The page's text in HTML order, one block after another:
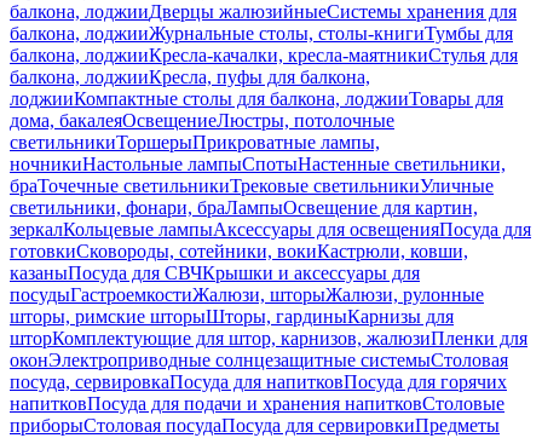
балкона, лоджииДверцы жалюзийныеСистемы хранения для
балкона, лоджииЖурнальные столы, столы-книгиТумбы для
балкона, лоджииКресла-качалки, кресла-маятникиСтулья для
балкона, лоджииКресла, пуфы для балкона,
лоджииКомпактные столы для балкона, лоджииТовары для
дома, бакалеяОсвещениеЛюстры, потолочные
светильникиТоршерыПрикроватные лампы,
ночникиНастольные лампыСпотыНастенные светильники,
браТочечные светильникиТрековые светильникиУличные
светильники, фонари, браЛампыОсвещение для картин,
зеркалКольцевые лампыАксессуары для освещенияПосуда для
готовкиСковороды, сотейники, вокиКастрюли, ковши,
казаныПосуда для СВЧКрышки и аксессуары для
посудыГастроемкостиЖалюзи, шторыЖалюзи, рулонные
шторы, римские шторыШторы, гардиныКарнизы для
шторКомплектующие для штор, карнизов, жалюзиПленки для
оконЭлектроприводные солнцезащитные системыСтоловая
посуда, сервировкаПосуда для напитковПосуда для горячих
напитковПосуда для подачи и хранения напитковСтоловые
приборыСтоловая посудаПосуда для сервировкиПредметы